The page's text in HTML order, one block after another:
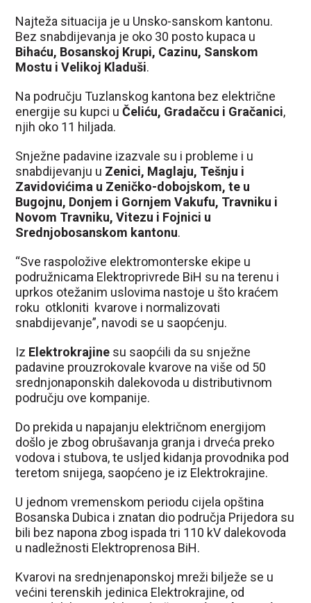
Najteža situacija je u Unsko-sanskom kantonu.
Bez snabdijevanja je oko 30 posto kupaca u
Bihaću, Bosanskoj Krupi, Cazinu, Sanskom
Mostu i Velikoj Kladuši.
Na području Tuzlanskog kantona bez električne
energije su kupci uČeliću, Gradačcu i Gračanici,
njih oko 11 hiljada.
Snježne padavine izazvale su i probleme i u
snabdijevanju u Zenici, Maglaju, Tešnju i
Zavidovićima u Zeničko-dobojskom, te u
Bugojnu, Donjem i Gornjem Vakufu, Travniku i
Novom Travniku, Vitezu i Fojnici u
Srednjobosanskom kantonu.
“Sve raspoložive elektromonterske ekipe u
podružnicama Elektroprivrede BiH su na terenu i
uprkos otežanim uslovima nastoje u što kraćem
roku otkloniti kvarove i normalizovati
snabdijevanje”, navodi se u saopćenju.
Iz Elektrokrajine su saopćili da su snježne
padavine prouzrokovale kvarove na više od 50
srednjonaponskih dalekovoda u distributivnom
području ove kompanije.
Do prekida u napajanju električnom energijom
došlo je zbog obrušavanja granja i drveća preko
vodova i stubova, te usljed kidanja provodnika pod
teretom snijega, saopćeno je iz Elektrokrajine.
U jednom vremenskom periodu cijela opština
Bosanska Dubica i znatan dio područja Prijedora su
bili bez napona zbog ispada tri 110 kV dalekovoda
u nadležnosti Elektroprenosa BiH.
Kvarovi na srednjenaponskoj mreži bilježe se u
većini terenskih jedinica Elektrokrajine, od